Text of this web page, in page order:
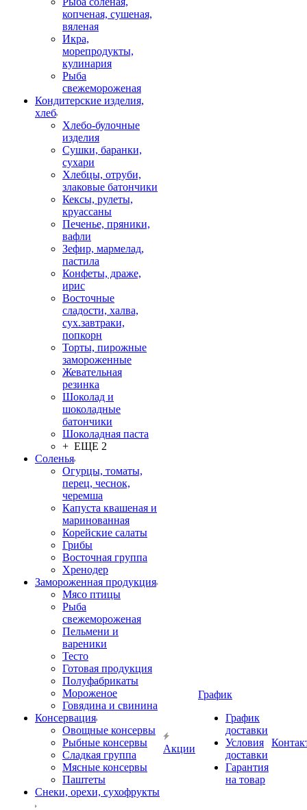
копченая, сушеная,
вяленая
Икра,
морепродукты,
кулинария
Рыба
свежемороженая
Кондитерские изделия,
хлеб
Хлебо-булочные
изделия
Сушки, баранки,
сухари
Хлебцы, отруби,
злаковые батончики
Кексы, рулеты,
круассаны
Печенье, пряники,
вафли
Зефир, мармелад,
пастила
Конфеты, драже,
ирис
Восточные
сладости, халва,
сух.завтраки,
попкорн
Торты, пирожные
замороженные
Жевательная
резинка
Шоколад и
шоколадные
батончики
Шоколадная паста
+ ЕЩЕ 2
Соленья
Огурцы, томаты,
перец, чеснок,
черемша
Капуста квашеная и
маринованная
Корейские салаты
Грибы
Восточная группа
Хренодер
Замороженная продукция
Мясо птицы
Рыба
свежемороженая
Пельмени и
вареники
Тесто
Готовая продукция
Полуфабрикаты
Мороженое
Говядина и свинина
Консервация
Овощные консервы
Рыбные консервы
Сладкая группа
Мясные консервы
Паштеты
Снеки, орехи, сухофрукты
Акции
График
График
доставки
Условия
доставки
Гарантия
на товар